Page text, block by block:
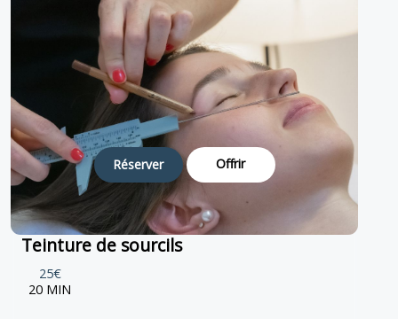
Réserver Offrir
Teinture de sourcils
25€
20 MIN